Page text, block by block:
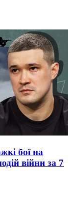
бої на
війни за 7